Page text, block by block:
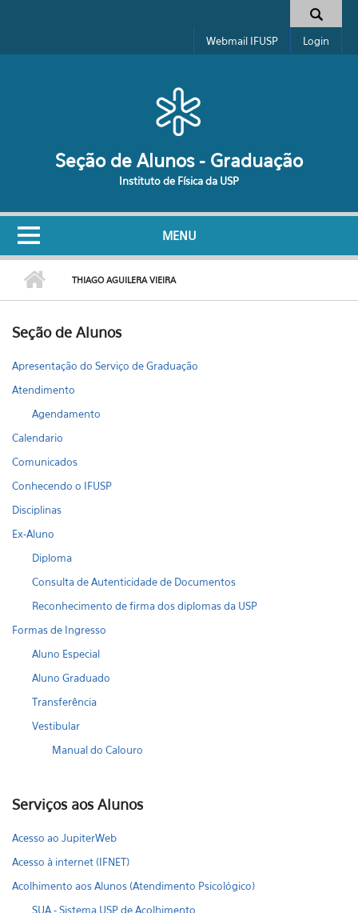
Formulário de busca
Webmail IFUSP Login
Seção de Alunos - Graduação
Instituto de Física da USP
MENU
THIAGO AGUILERA VIEIRA
Seção de Alunos
Apresentação do Serviço de Graduação
Atendimento
Agendamento
Calendario
Comunicados
Conhecendo o IFUSP
Disciplinas
Ex-Aluno
Diploma
Consulta de Autenticidade de Documentos
Reconhecimento de firma dos diplomas da USP
Formas de Ingresso
Aluno Especial
Aluno Graduado
Transferência
Vestibular
Manual do Calouro
Serviços aos Alunos
Acesso ao JupiterWeb
Acesso à internet (IFNET)
Acolhimento aos Alunos (Atendimento Psicológico)
SUA - Sistema USP de Acolhimento